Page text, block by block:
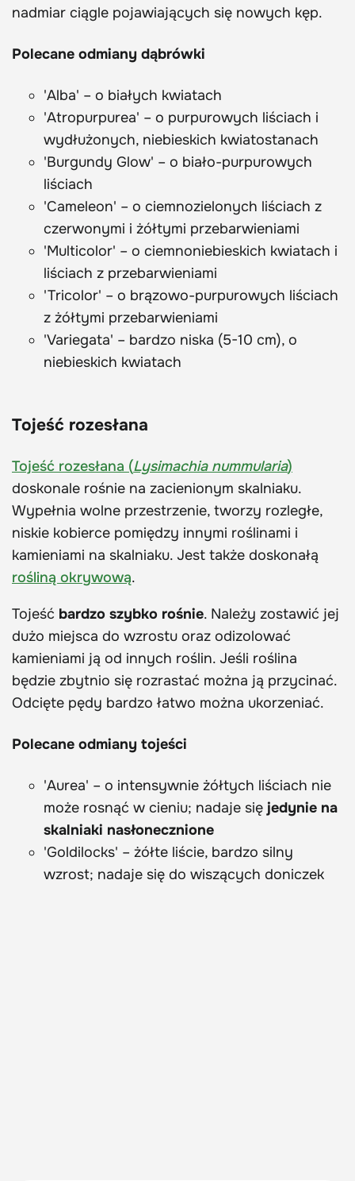
nadmiar ciągle pojawiających się nowych kęp.
Polecane odmiany dąbrówki
'Alba' – o białych kwiatach
'Atropurpurea' – o purpurowych liściach i
wydłużonych, niebieskich kwiatostanach
'Burgundy Glow' – o biało-purpurowych
liściach
'Cameleon' – o ciemnozielonych liściach z
czerwonymi i żółtymi przebarwieniami
'Multicolor' – o ciemnoniebieskich kwiatach i
liściach z przebarwieniami
'Tricolor' – o brązowo-purpurowych liściach
z żółtymi przebarwieniami
'Variegata' – bardzo niska (5-10 cm), o
niebieskich kwiatach
Tojeść rozesłana
Tojeść rozesłana (Lysimachia nummularia)
doskonale rośnie na zacienionym skalniaku.
Wypełnia wolne przestrzenie, tworzy rozległe,
niskie kobierce pomiędzy innymi roślinami i
kamieniami na skalniaku. Jest także doskonałą
rośliną okrywową.
Tojeść bardzo szybko rośnie. Należy zostawić jej
dużo miejsca do wzrostu oraz odizolować
kamieniami ją od innych roślin. Jeśli roślina
będzie zbytnio się rozrastać można ją przycinać.
Odcięte pędy bardzo łatwo można ukorzeniać.
Polecane odmiany tojeści
'Aurea' – o intensywnie żółtych liściach nie
może rosnąć w cieniu; nadaje się jedynie na
skalniaki nasłonecznione
'Goldilocks' – żółte liście, bardzo silny
wzrost; nadaje się do wiszących doniczek